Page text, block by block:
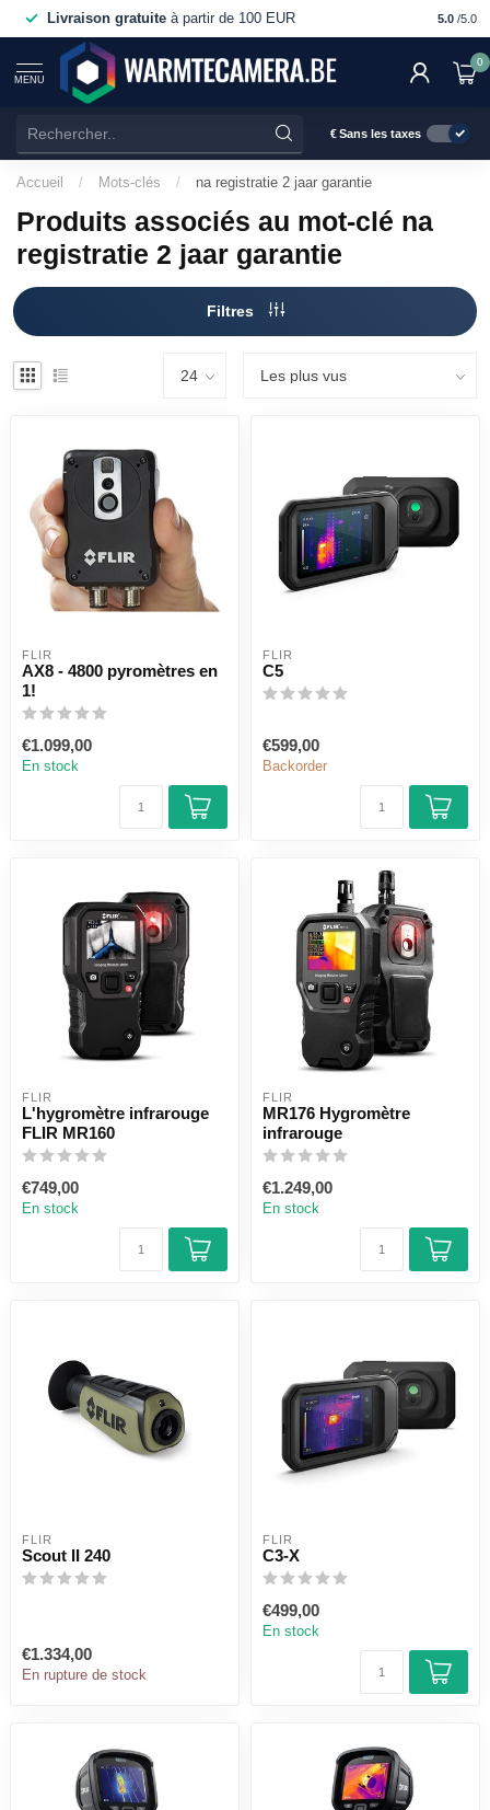
Livraison gratuite à partir de 100 EUR 5.0 /5.0
MENU
0
€Sans les taxes
Accueil / Mots-clés / na registratie 2 jaar garantie
Produits associés au mot-clé na
registratie 2 jaar garantie
Filtres
FLIR
AX8 - 4800 pyromètres en
1!
€1.099,00
En stock
FLIR
C5
€599,00
Backorder
FLIR
L'hygromètre infrarouge
FLIR MR160
€749,00
En stock
FLIR
MR176 Hygromètre
infrarouge
€1.249,00
En stock
FLIR
Scout II 240
€1.334,00
En rupture de stock
FLIR
C3-X
€499,00
En stock